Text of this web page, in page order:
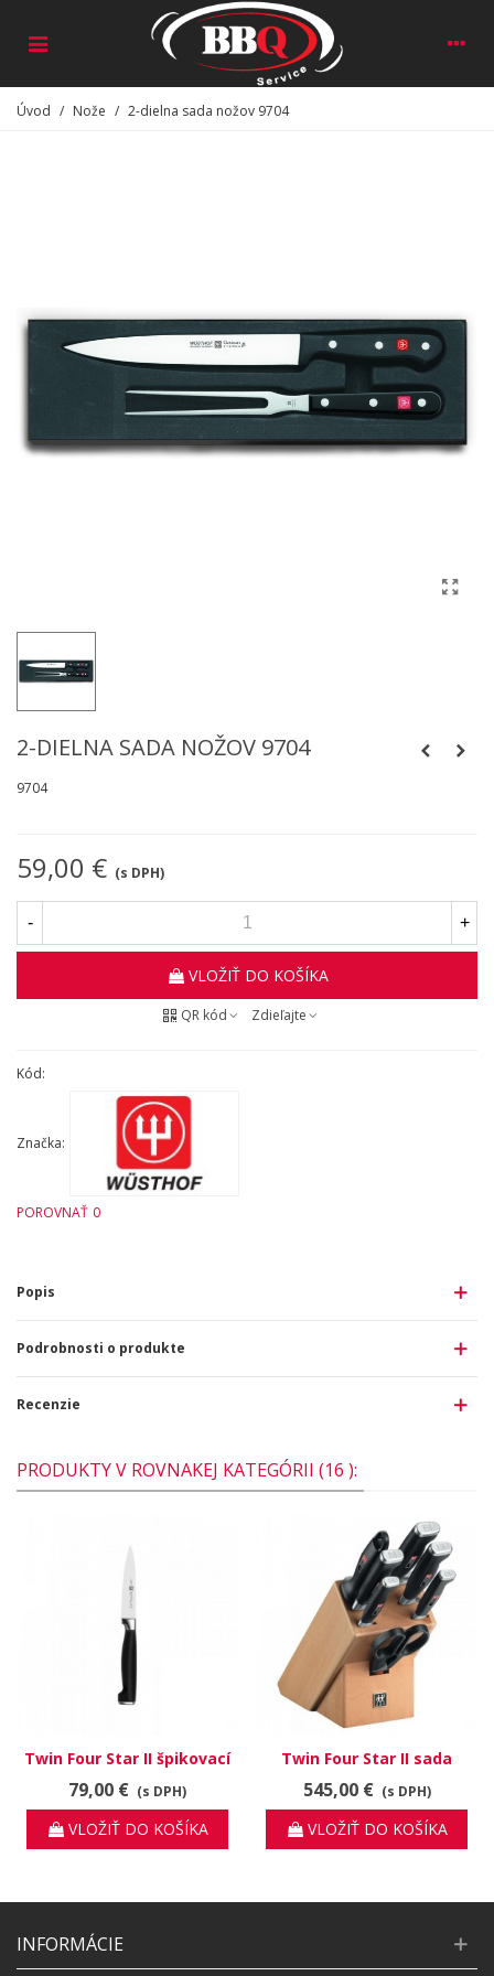
Úvod / Nože / 2-dielna sada nožov 9704
2-DIELNA SADA NOŽOV 9704
9704
59,00 € (s DPH)
- +
VLOŽIŤ DO KOŠÍKA
QR kód Zdieľajte
Kód:
Značka:
POROVNAŤ 0
Popis
Podrobnosti o produkte
Recenzie
PRODUKTY V ROVNAKEJ KATEGÓRII (16 ):
Twin Four Star II špikovací
nôž 30070-101
79,00 € (s DPH)
VLOŽIŤ DO KOŠÍKA
Twin Four Star II sada
nožov 33413-000
545,00 € (s DPH)
VLOŽIŤ DO KOŠÍKA
INFORMÁCIE